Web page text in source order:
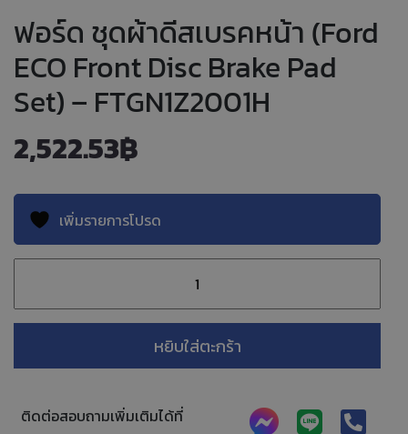
ฟอร์ด ชุดผ้าดีสเบรคหน้า (Ford
ECO Front Disc Brake Pad
Set) – FTGN1Z2001H
2,522.53฿
เพิ่มรายการโปรด
หยิบใส่ตะกร้า
ติดต่อสอบถามเพิ่มเติมได้ที่